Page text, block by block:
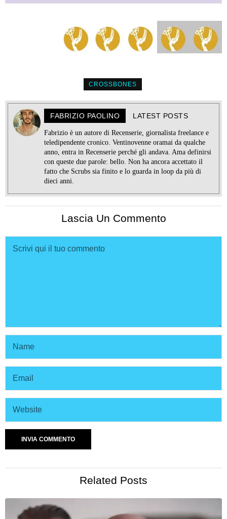
CROSSBONES
FABRIZIO PAOLINO LATEST POSTS
Fabrizio è un autore di Recenserie, giornalista freelance e
teledipendente cronico. Ventinovenne oramai da qualche
anno, entra in Recenserie perché gli andava. Ama definirsi
con queste due parole: bello. Non ha ancora accettato il
fatto che Scrubs sia finito e lo guarda in loop da più di
dieci anni.
Lascia Un Commento
Related Posts